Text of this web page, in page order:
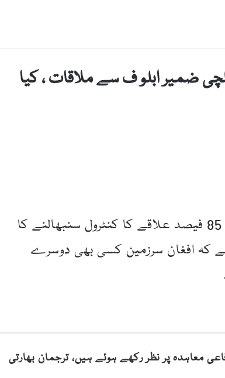
ضمیر ابلو ف سے ملاقات ، کیا
کابل(قدرت روزنامہ)افغان طالبان نے ملک کے 85 فیصد علاقے کا کنٹرول سنبھالنے کا
کہ افغان سرزمین کسی بھی دوسرے
معاہدہ پر نظر رکھے ہوئے ہیں، ترجمان بھارتی